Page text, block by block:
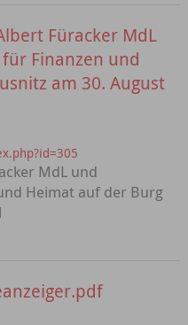
Füracker MdL
Finanzen und
am 30. August
MdL und
Heimat auf der Burg